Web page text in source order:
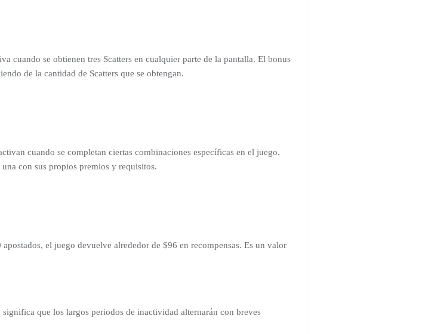
cuando se obtienen tres Scatters en cualquier parte de la pantalla. El bonus
de la cantidad de Scatters que se obtengan.
cuando se completan ciertas combinaciones específicas en el juego.
con sus propios premios y requisitos.
el juego devuelve alrededor de $96 en recompensas. Es un valor
que los largos periodos de inactividad alternarán con breves